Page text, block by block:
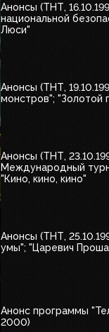
Анонсы (ТНТ,
национальной
Люси"
Анонсы (ТНТ,
монстров"; "Золотой
Анонсы (ТНТ,
Международный
"Кино, кино, кино"
Анонсы (ТНТ,
умы"; "Царевич
Анонс программы
2000)